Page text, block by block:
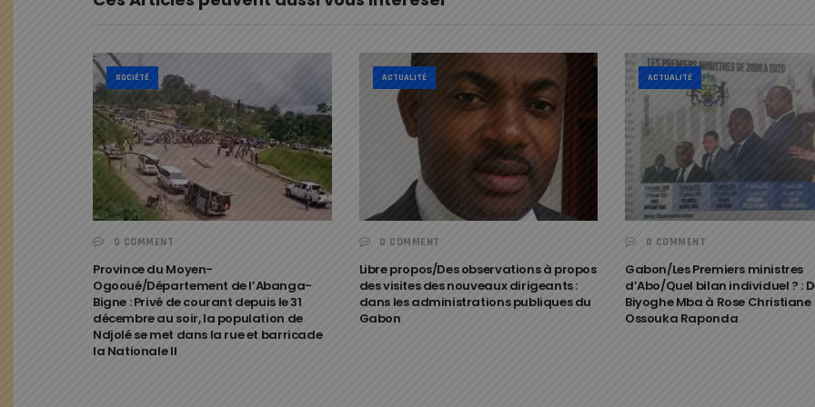
SOCIÉTÉ
0 COMMENT
Province du Moyen-
Ogooué/Département de l’Abanga-
Bigne : Privé de courant depuis le 31
décembre au soir, la population de
Ndjolé se met dans la rue et barricade
la Nationale II
ACTUALITÉ
0 COMMENT
Libre propos/Des observations à propos
des visites des nouveaux dirigeants :
dans les administrations publiques du
Gabon
ACTUALITÉ
0 COMMENT
Gabon/Les Premiers ministres
d’Abo/Quel bilan individuel ? :
Biyoghe Mba à Rose Christiane
Ossouka Raponda